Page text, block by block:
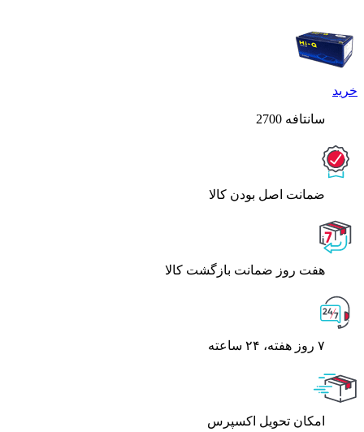
خرید
سانتافه 2700
ﺿﻤﺎﻧﺖ اﺻﻞ ﺑﻮدن ﮐﺎﻟﺎ
هفت روز ضمانت بازگشت کالا
۷ روز ﻫﻔﺘﻪ، ۲۴ ﺳﺎﻋﺘﻪ
اﻣﮑﺎن ﺗﺤﻮﯾﻞ اﮐﺴﭙﺮس